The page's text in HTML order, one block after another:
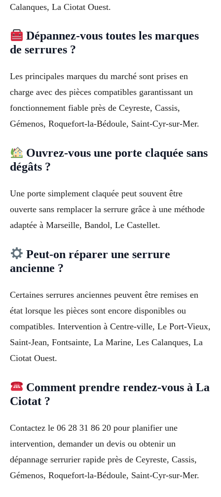
Calanques, La Ciotat Ouest.
Dépannez-vous toutes les marques
de serrures ?
Les principales marques du marché sont prises en
charge avec des pièces compatibles garantissant un
fonctionnement fiable près de Ceyreste, Cassis,
Gémenos, Roquefort-la-Bédoule, Saint-Cyr-sur-Mer.
Ouvrez-vous une porte claquée sans
dégâts ?
Une porte simplement claquée peut souvent être
ouverte sans remplacer la serrure grâce à une méthode
adaptée à Marseille, Bandol, Le Castellet.
Peut-on réparer une serrure
ancienne ?
Certaines serrures anciennes peuvent être remises en
état lorsque les pièces sont encore disponibles ou
compatibles. Intervention à Centre-ville, Le Port-Vieux,
Saint-Jean, Fontsainte, La Marine, Les Calanques, La
Ciotat Ouest.
Comment prendre rendez-vous à La
Ciotat ?
Contactez le 06 28 31 86 20 pour planifier une
intervention, demander un devis ou obtenir un
dépannage serrurier rapide près de Ceyreste, Cassis,
Gémenos, Roquefort-la-Bédoule, Saint-Cyr-sur-Mer.